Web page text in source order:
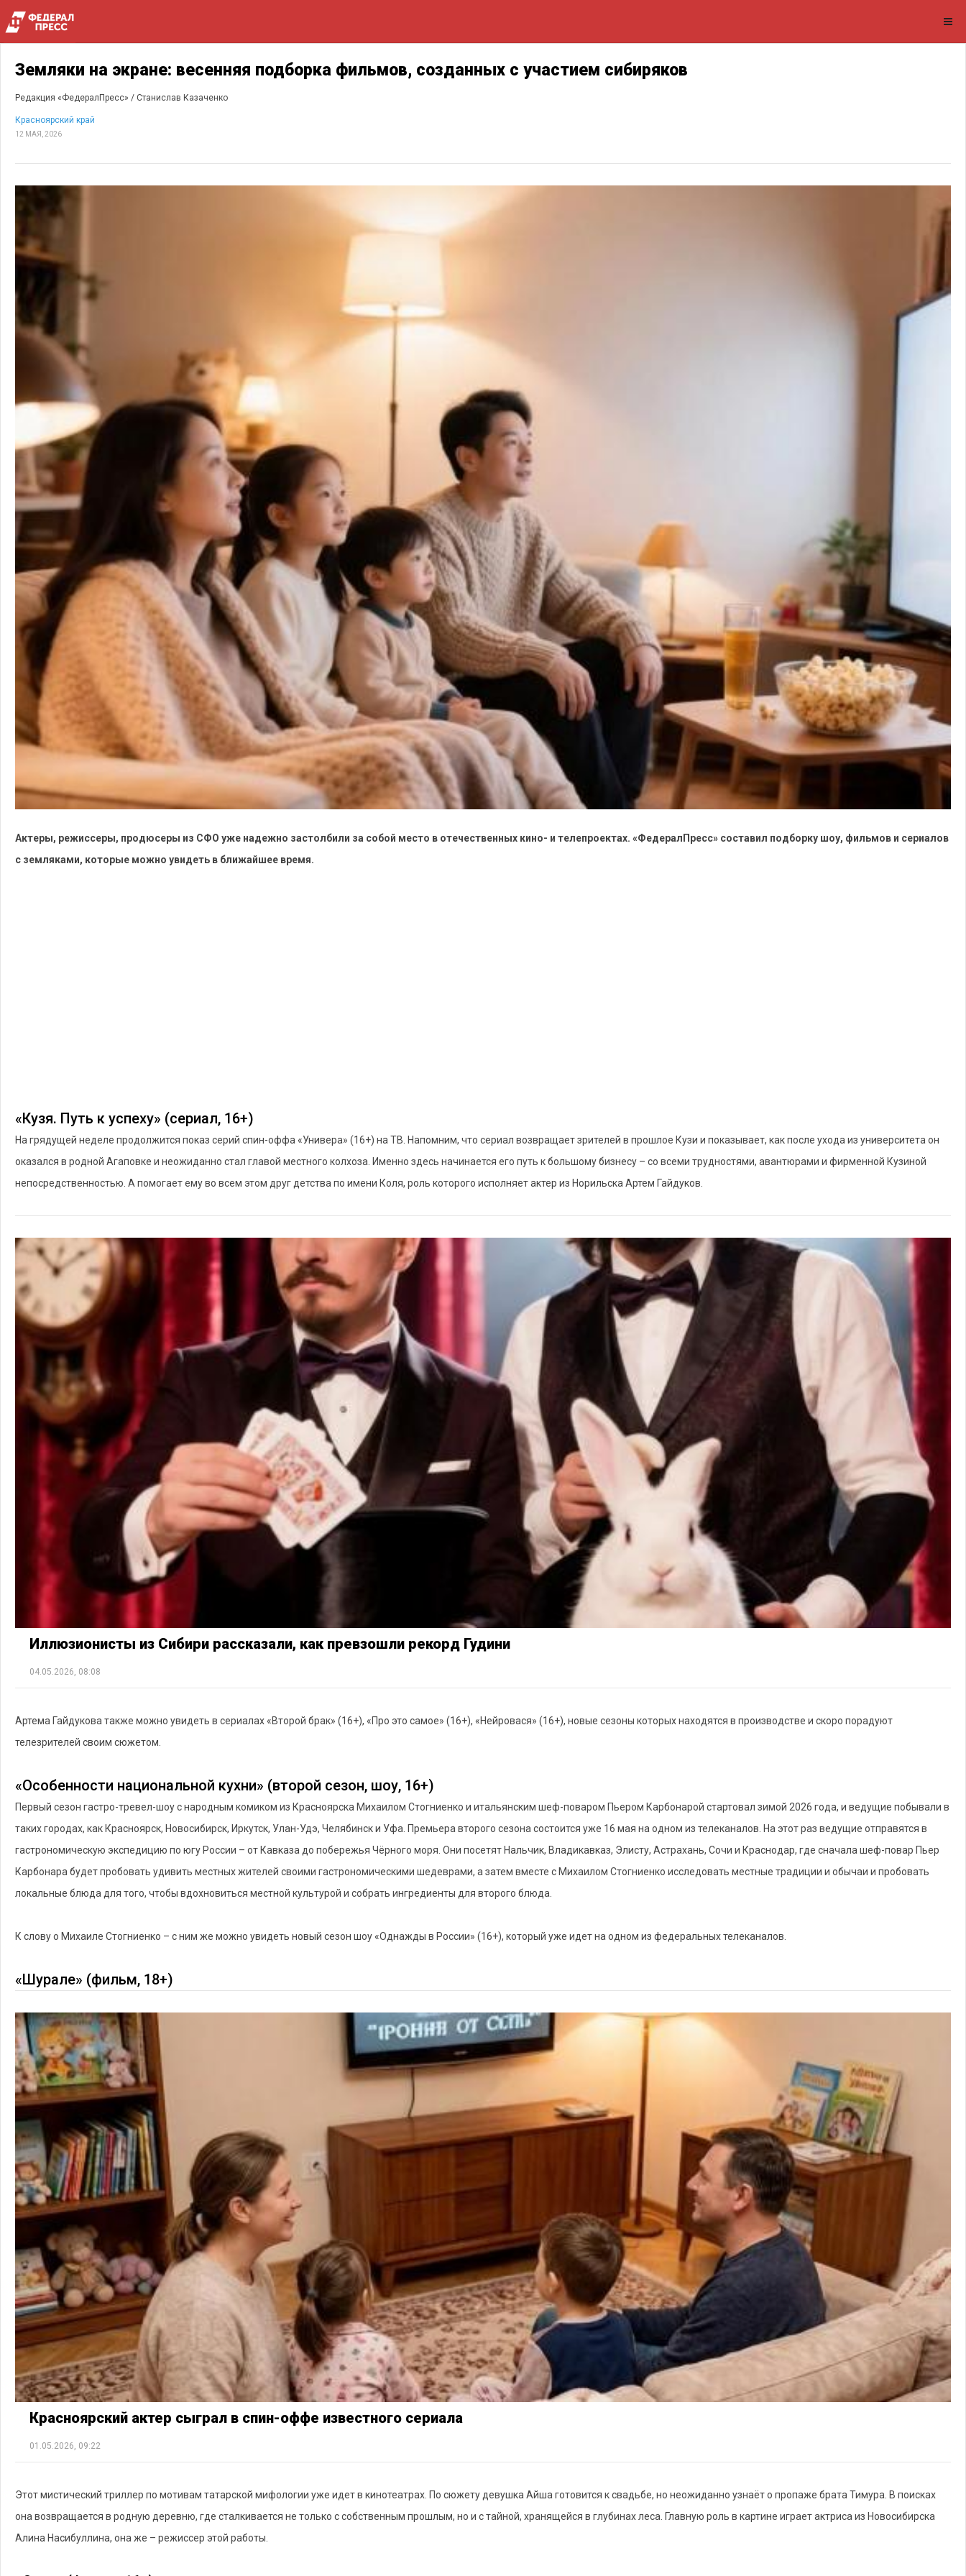
Земляки на экране: весенняя подборка фильмов, созданных с участием сибиряков
Редакция «ФедералПресс» / Станислав Казаченко
Красноярский край
12 МАЯ, 2026
Актеры, режиссеры, продюсеры из СФО уже надежно застолбили за собой место в отечественных кино- и телепроектах. «ФедералПресс» составил подборку шоу, фильмов и сериалов
с земляками, которые можно увидеть в ближайшее время.
«Кузя. Путь к успеху» (сериал, 16+)
На грядущей неделе продолжится показ серий спин-оффа «Универа» (16+) на ТВ. Напомним, что сериал возвращает зрителей в прошлое Кузи и показывает, как после ухода из университета он
оказался в родной Агаповке и неожиданно стал главой местного колхоза. Именно здесь начинается его путь к большому бизнесу – со всеми трудностями, авантюрами и фирменной Кузиной
непосредственностью. А помогает ему во всем этом друг детства по имени Коля, роль которого исполняет актер из Норильска Артем Гайдуков.
Иллюзионисты из Сибири рассказали, как превзошли рекорд Гудини
04.05.2026, 08:08
Артема Гайдукова также можно увидеть в сериалах «Второй брак» (16+), «Про это самое» (16+), «Нейровася» (16+), новые сезоны которых находятся в производстве и скоро порадуют
телезрителей своим сюжетом.
«Особенности национальной кухни» (второй сезон, шоу, 16+)
Первый сезон гастро-тревел-шоу с народным комиком из Красноярска Михаилом Стогниенко и итальянским шеф-поваром Пьером Карбонарой стартовал зимой 2026 года, и ведущие побывали в
таких городах, как Красноярск, Новосибирск, Иркутск, Улан-Удэ, Челябинск и Уфа. Премьера второго сезона состоится уже 16 мая на одном из телеканалов. На этот раз ведущие отправятся в
гастрономическую экспедицию по югу России – от Кавказа до побережья Чёрного моря. Они посетят Нальчик, Владикавказ, Элисту, Астрахань, Сочи и Краснодар, где сначала шеф-повар Пьер
Карбонара будет пробовать удивить местных жителей своими гастрономическими шедеврами, а затем вместе с Михаилом Стогниенко исследовать местные традиции и обычаи и пробовать
локальные блюда для того, чтобы вдохновиться местной культурой и собрать ингредиенты для второго блюда.
К слову о Михаиле Стогниенко – с ним же можно увидеть новый сезон шоу «Однажды в России» (16+), который уже идет на одном из федеральных телеканалов.
«Шурале» (фильм, 18+)
Красноярский актер сыграл в спин-оффе известного сериала
01.05.2026, 09:22
Этот мистический триллер по мотивам татарской мифологии уже идет в кинотеатрах. По сюжету девушка Айша готовится к свадьбе, но неожиданно узнаёт о пропаже брата Тимура. В поисках
она возвращается в родную деревню, где сталкивается не только с собственным прошлым, но и с тайной, хранящейся в глубинах леса. Главную роль в картине играет актриса из Новосибирска
Алина Насибуллина, она же – режиссер этой работы.